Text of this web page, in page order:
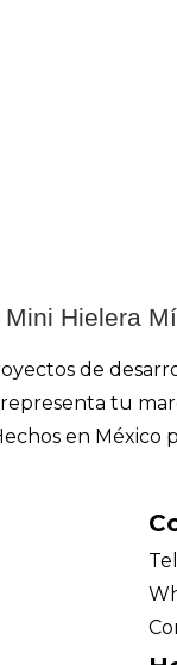
Hielera
de
tu
en México